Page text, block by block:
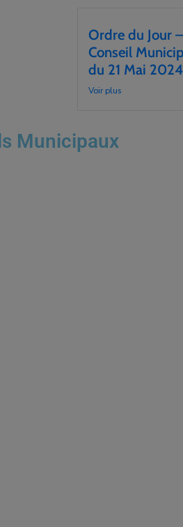
Ordre du Jour –
Conseil
du 21 Mai 2024
Voir plus
Municipaux